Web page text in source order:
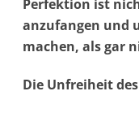
Perfektion ist
anzufangen und
machen, als gar
Die Unfreiheit